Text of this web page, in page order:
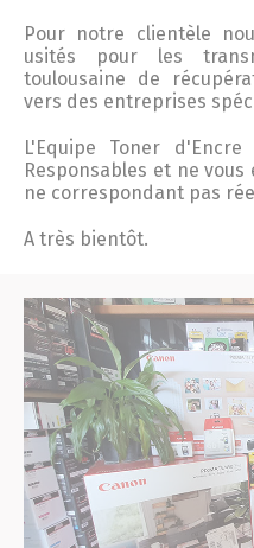
Pour notre clientèle
usités pour les
toulousaine de
vers des entreprises
L'Equipe Toner d'Encre
Responsables et ne
ne correspondant pas
A très bientôt.